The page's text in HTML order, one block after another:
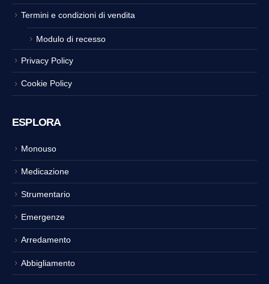
Termini e condizioni di vendita
Modulo di recesso
Privacy Policy
Cookie Policy
ESPLORA
Monouso
Medicazione
Strumentario
Emergenze
Arredamento
Abbigliamento